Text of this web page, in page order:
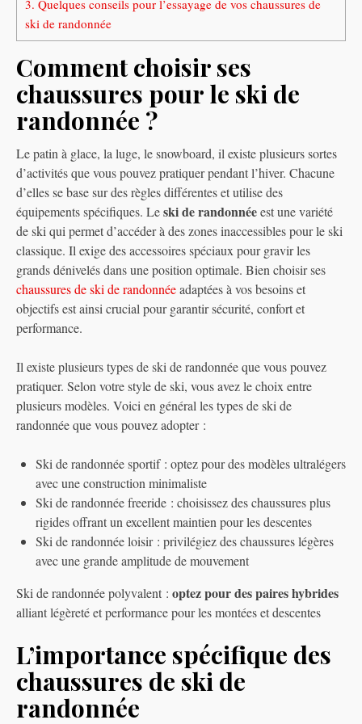
3. Quelques conseils pour l’essayage de vos chaussures de
ski de randonnée
Comment choisir ses
chaussures pour le ski de
randonnée ?
Le patin à glace, la luge, le snowboard, il existe plusieurs sortes
d’activités que vous pouvez pratiquer pendant l’hiver. Chacune
d’elles se base sur des règles différentes et utilise des
équipements spécifiques. Leski de randonnéeest une variété
de ski qui permet d’accéder à des zones inaccessibles pour le ski
classique. Il exige des accessoires spéciaux pour gravir les
grands dénivelés dans une position optimale. Bien choisir ses
chaussures de ski de randonnéeadaptées à vos besoins et
objectifs est ainsi crucial pour garantir sécurité, confort et
performance.
Il existe plusieurs types de ski de randonnée que vous pouvez
pratiquer. Selon votre style de ski, vous avez le choix entre
plusieurs modèles. Voici en général les types de ski de
randonnée que vous pouvez adopter :
Ski de randonnée sportif : optez pour des modèles ultralégers
avec une construction minimaliste
Ski de randonnée freeride : choisissez des chaussures plus
rigides offrant un excellent maintien pour les descentes
Ski de randonnée loisir : privilégiez des chaussures légères
avec une grande amplitude de mouvement
Ski de randonnée polyvalent : optez pour des paires hybrides
alliant légèreté et performance pour les montées et descentes
L’importance spécifique des
chaussures de ski de
randonnée